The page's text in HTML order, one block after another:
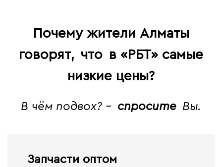
Почему жители Алматы
говорят, что в «РБТ» самые
низкие цены?
В чём подвох? - спросите Вы.
Запчасти оптом